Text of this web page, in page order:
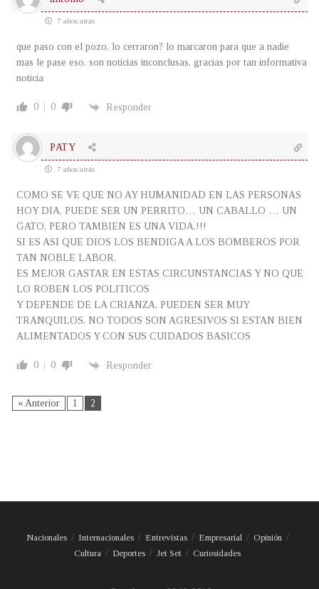
7 años atrás
que paso con el pozo, lo cerraron? lo marcaron para que a nadie
mas le pase eso. son noticias inconclusas, gracias por tan informativa
noticia
0 0 Responder
PATY
7 años atrás
COMO SE VE QUE NO AY HUMANIDAD EN LAS PERSONAS
HOY DIA, PUEDE SER UN PERRITO… UN CABALLO … UN
GATO, PERO TAMBIEN ES UNA VIDA.!!!
SI ES ASI QUE DIOS LOS BENDIGA A LOS BOMBEROS POR
TAN NOBLE LABOR.
ES MEJOR GASTAR EN ESTAS CIRCUNSTANCIAS Y NO QUE
LO ROBEN LOS POLITICOS
Y DEPENDE DE LA CRIANZA, PUEDEN SER MUY
TRANQUILOS, NO TODOS SON AGRESIVOS SI ESTAN BIEN
ALIMENTADOS Y CON SUS CUIDADOS BASICOS
0 0 Responder
« Anterior 1 2
Nacionales Internacionales Entrevistas Empresarial
Opinión
Cultura
Deportes Jet Set Curiosidades